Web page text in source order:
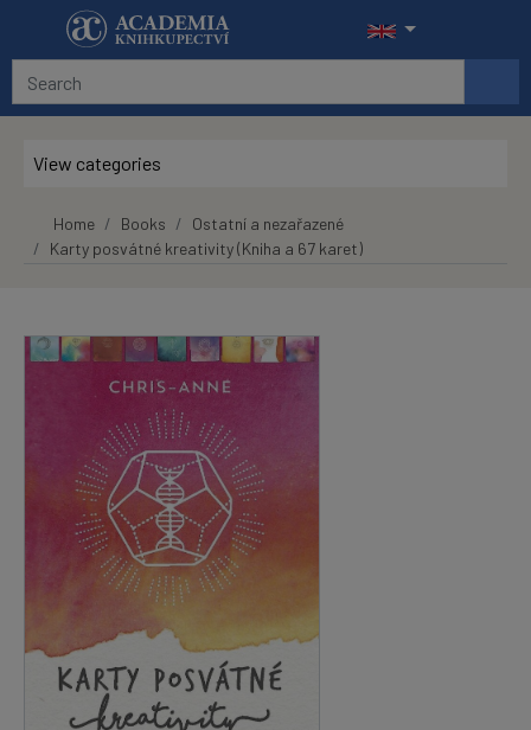
Skip to main content
View categories
Home Books
Ostatní a nezařazené
Karty posvátné kreativity (Kniha a 67 karet)